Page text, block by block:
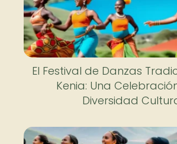
El Festival de Danzas
Kenia: Una
Diversidad